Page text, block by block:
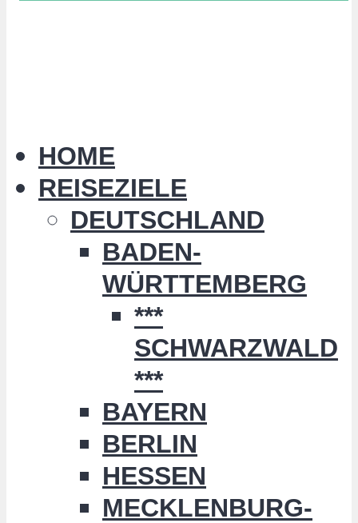
HOME
REISEZIELE
DEUTSCHLAND
BADEN-
WÜRTTEMBERG
***
SCHWARZWALD
***
BAYERN
BERLIN
HESSEN
MECKLENBURG-